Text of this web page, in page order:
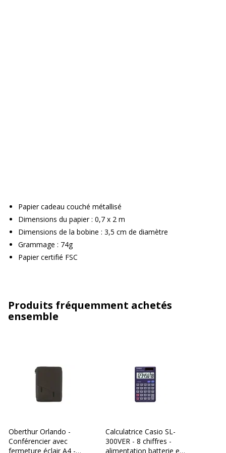
Papier cadeau couché métallisé
Dimensions du papier : 0,7 x 2 m
Dimensions de la bobine : 3,5 cm de diamètre
Grammage : 74g
Papier certifié FSC
Produits fréquemment achetés
ensemble
Oberthur Orlando -
Conférencier avec
fermeture éclair A4 -
Calculatrice Casio SL-
300VER - 8 chiffres -
alimentation batterie et